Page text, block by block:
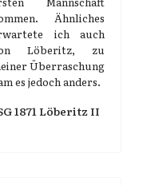
Ähnliches
ich auch
Löberitz, zu
Überraschung
es jedoch anders.
1871 Löberitz II